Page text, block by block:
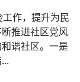
作，提升为民
推进社区党风
谐社区。一是